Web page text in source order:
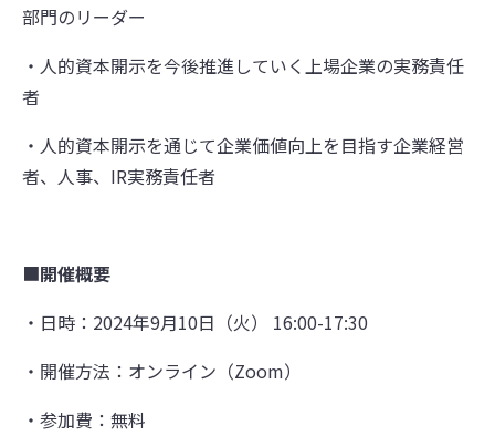
部門のリーダー
・人的資本開示を今後推進していく上場企業の実務責任
者
・人的資本開示を通じて企業価値向上を目指す企業経営
者、人事、IR実務責任者
■開催概要
・日時：2024年9月10日（火） 16:00-17:30
・開催方法：オンライン（Zoom）
・参加費：無料